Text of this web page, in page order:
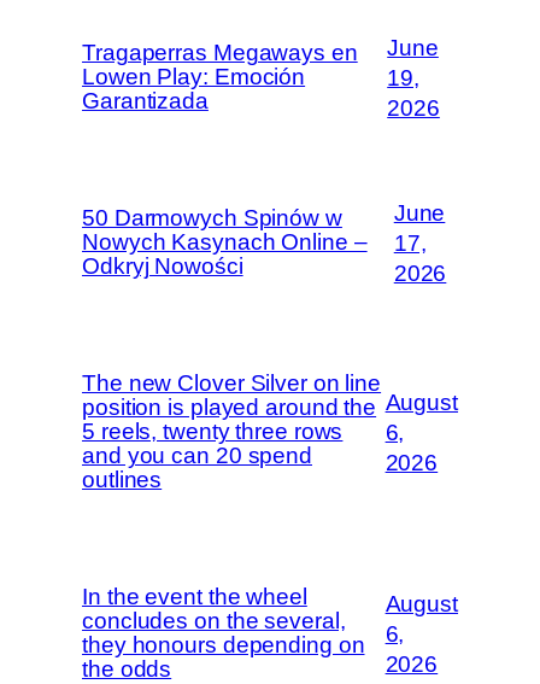
Tragaperras Megaways en
Lowen Play: Emoción
Garantizada
June
19,
2026
50 Darmowych Spinów w
Nowych Kasynach Online –
Odkryj Nowości
June
17,
2026
The new Clover Silver on line
position is played around the
5 reels, twenty three rows
and you can 20 spend
outlines
August
6,
2026
In the event the wheel
concludes on the several,
they honours depending on
the odds
August
6,
2026